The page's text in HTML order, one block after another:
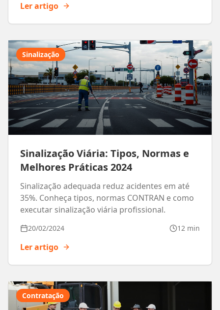
Ler artigo
Sinalização
Sinalização Viária: Tipos, Normas e
Melhores Práticas 2024
Sinalização adequada reduz acidentes em até
35%. Conheça tipos, normas CONTRAN e como
executar sinalização viária profissional.
20/02/2024 12 min
Ler artigo
Contratação